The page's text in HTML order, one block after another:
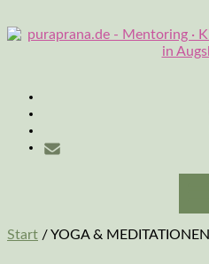
to
Start / YOGA & MEDITATIONEN